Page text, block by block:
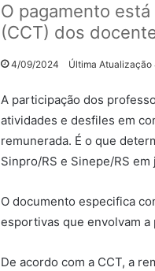
O pagamento
(CCT) dos
4/09/2024 Última
A participação dos
atividades e desfiles em
remunerada. É o que
Sinpro/RS e Sinepe/RS
O documento especifica
esportivas que envolvam
De acordo com a CCT, a